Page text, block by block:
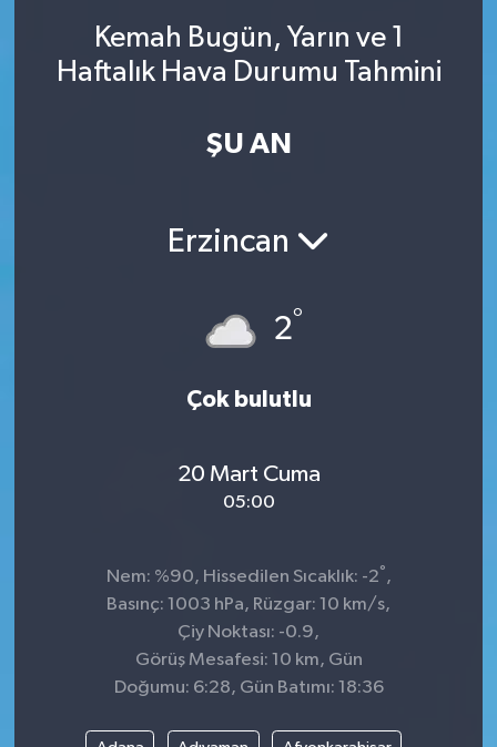
Kemah Bugün, Yarın ve 1
Haftalık Hava Durumu Tahmini
ŞU AN
Erzincan
2°
Çok bulutlu
20 Mart Cuma
05:00
Nem: %90, Hissedilen Sıcaklık: -2° ,
Basınç: 1003 hPa, Rüzgar: 10 km/s,
Çiy Noktası: -0.9,
Görüş Mesafesi: 10 km, Gün
Doğumu: 6:28, Gün Batımı: 18:36
SINAVLAR
AKADEMİK/BİLİM